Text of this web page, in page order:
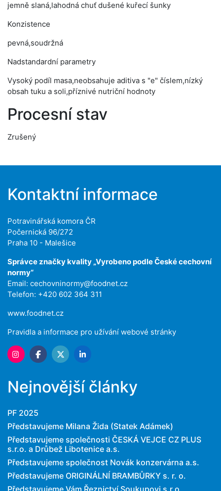
jemně slaná,lahodná chuť dušené kuřecí šunky
Konzistence
pevná,soudržná
Nadstandardní parametry
Vysoký podíl masa,neobsahuje aditiva s "e" číslem,nízký
obsah tuku a soli,příznivé nutriční hodnoty
Procesní stav
Zrušený
Kontaktní informace
Potravinářská komora ČR
Počernická 96/272
Praha 10 - Malešice
Správce značky kvality „Vyrobeno podle České cechovní
normy“
Email: cechovninormy@foodnet.cz
Telefon: +420 602 364 311
www.foodnet.cz
Pravidla a informace pro užívání webové stránky
Nejnovější články
PF 2025
Představujeme Milana Žida (Statek Adámek)
Představujeme společnosti ČESKÁ VEJCE CZ PLUS
s.r.o. a Drůbež Libotenice a.s.
Představujeme společnost Novák konzervárna a.s.
Představujeme ORIGINÁLNÍ BRAMBŮRKY s. r. o.
Představujeme Vám Řeznictví Soukupovi s.r.o.